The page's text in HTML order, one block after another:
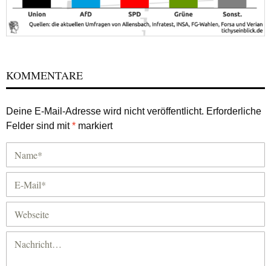
KOMMENTARE
Deine E-Mail-Adresse wird nicht veröffentlicht. Erforderliche
Felder sind mit* markiert